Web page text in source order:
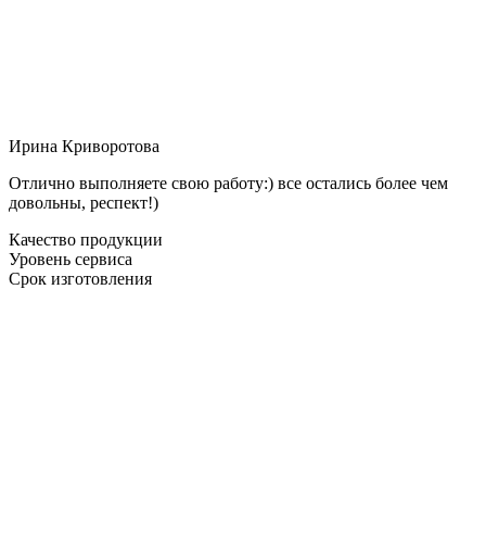
Ирина Криворотова
Отлично выполняете свою работу:) все остались более чем
довольны, респект!)
Качество продукции
Уровень сервиса
Срок изготовления